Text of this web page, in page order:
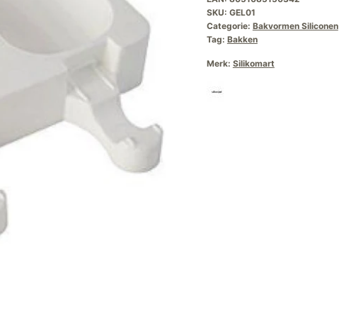
SKU: GEL01
Categorie: Bakvormen Siliconen
Tag: Bakken
Merk: Silikomart